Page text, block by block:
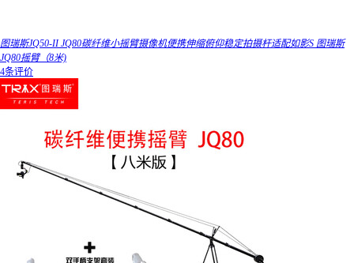
图瑞斯JQ50-II JQ80碳纤维小摇臂摄像机便携伸缩俯仰稳定拍摄杆适配如影S 图瑞斯
JQ80摇臂（8米)
4条评价